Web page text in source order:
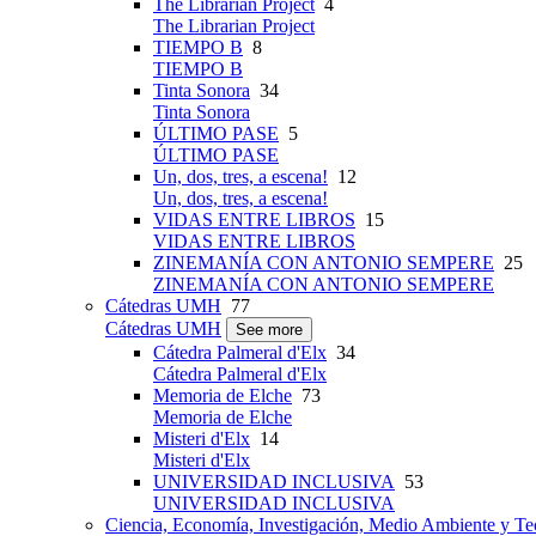
The Librarian Project 4
The Librarian Project
TIEMPO B 8
TIEMPO B
Tinta Sonora 34
Tinta Sonora
ÚLTIMO PASE 5
ÚLTIMO PASE
Un, dos, tres, a escena! 12
Un, dos, tres, a escena!
VIDAS ENTRE LIBROS 15
VIDAS ENTRE LIBROS
ZINEMANÍA CON ANTONIO SEMPERE 25
ZINEMANÍA CON ANTONIO SEMPERE
Cátedras UMH 77
Cátedras UMH
See more
Cátedra Palmeral d'Elx 34
Cátedra Palmeral d'Elx
Memoria de Elche 73
Memoria de Elche
Misteri d'Elx 14
Misteri d'Elx
UNIVERSIDAD INCLUSIVA
53
UNIVERSIDAD INCLUSIVA
Ciencia, Economía, Investigación, Medio Ambiente y